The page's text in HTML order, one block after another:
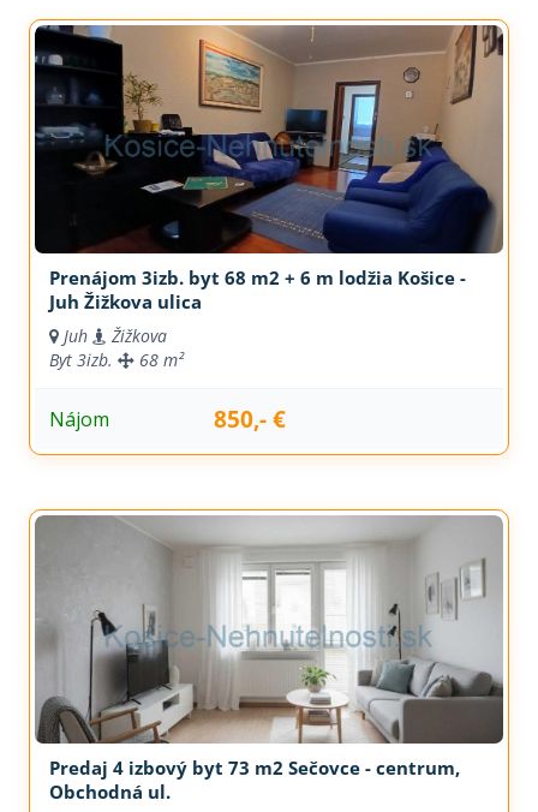
Prenájom 3izb. byt 68 m2 + 6 m lodžia Košice -
Juh Žižkova ulica
Juh
Žižkova
Byt 3izb. 68 m²
Nájom 850,- €
Predaj 4 izbový byt 73 m2 Sečovce - centrum,
Obchodná ul.